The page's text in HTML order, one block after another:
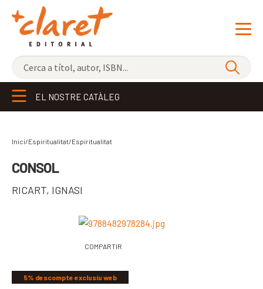
NOVETATS
ELS MÉS VENUTS
LLIBRERIA CLARET
CONTACTE
EL NOSTRE CATÀLEG
Inici/Espiritualitat/Espiritualitat
CONSOL
RICART, IGNASI
COMPARTIR
5% descompte exclusiu web